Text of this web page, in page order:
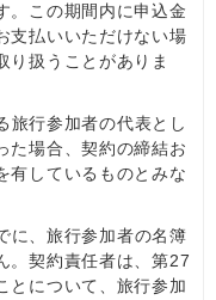
。この期間内に申込金
支払いいただけない場
り扱うことがありま
旅行参加者の代表とし
た場合、契約の締結お
有しているものとみな
に、旅行参加者の名簿
。契約責任者は、第27
とについて、旅行参加